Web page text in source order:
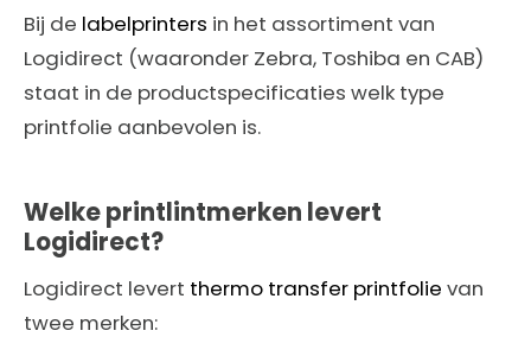
Bij de labelprinters in het assortiment van
Logidirect (waaronder Zebra, Toshiba en CAB)
staat in de productspecificaties welk type
printfolie aanbevolen is.
Welke printlintmerken levert
Logidirect?
Logidirect levert thermo transfer printfolie van
twee merken: